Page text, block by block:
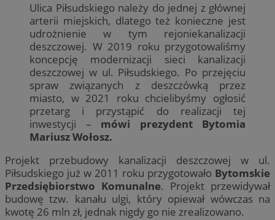
Ulica Piłsudskiego należy do jednej z głównej
arterii miejskich, dlatego też konieczne jest
udrożnienie w tym rejoniekanalizacji
deszczowej. W 2019 roku przygotowaliśmy
koncepcję modernizacji sieci kanalizacji
deszczowej w ul. Piłsudskiego. Po przejęciu
spraw związanych z deszczówką przez
miasto, w 2021 roku chcielibyśmy ogłosić
przetarg i przystąpić do realizacji tej
inwestycji – mówi prezydent Bytomia
Mariusz Wołosz.
Projekt przebudowy kanalizacji deszczowej w ul.
Piłsudskiego już w 2011 roku przygotowało Bytomskie
Przedsiębiorstwo Komunalne. Projekt przewidywał
budowę tzw. kanału ulgi, który opiewał wówczas na
kwotę 26 mln zł, jednak nigdy go nie zrealizowano.